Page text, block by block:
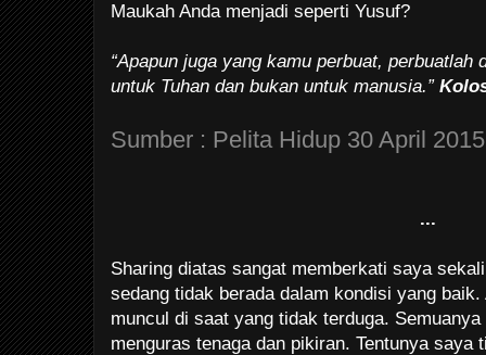
Maukah Anda menjadi seperti Yusuf?
“Apapun juga yang kamu perbuat, perbuatlah
untuk Tuhan dan bukan untuk manusia.”
Sumber : Pelita Hidup 30 April 2015
...
Sharing diatas sangat memberkati saya
sedang tidak berada dalam kondisi yang
muncul di saat yang tidak terduga.
menguras tenaga dan pikiran. Tentunya saya